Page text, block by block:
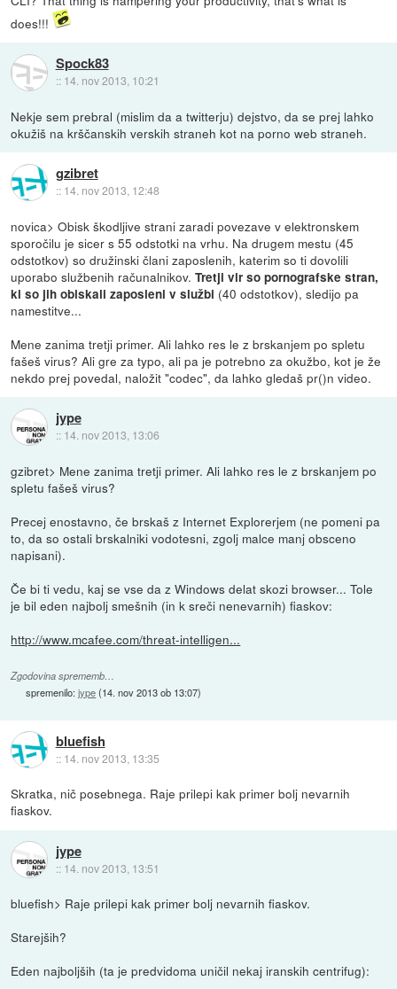
does!!!
Spock83
:: 14. nov 2013, 10:21
Nekje sem prebral (mislim da a twitterju) dejstvo, da se prej lahko
okužiš na krščanskih verskih straneh kot na porno web straneh.
gzibret
:: 14. nov 2013, 12:48
novica> Obisk škodljive strani zaradi povezave v elektronskem
sporočilu je sicer s 55 odstotki na vrhu. Na drugem mestu (45
odstotkov) so družinski člani zaposlenih, katerim so ti dovolili
uporabo službenih računalnikov.Tretji vir so pornografske stran,
ki so jih obiskali zaposleni v službi (40 odstotkov), sledijo pa
namestitve...
Mene zanima tretji primer. Ali lahko res le z brskanjem po spletu
fašeš virus? Ali gre za typo, ali pa je potrebno za okužbo, kot je že
nekdo prej povedal, naložit "codec", da lahko gledaš pr()n video.
jype
:: 14. nov 2013, 13:06
gzibret> Mene zanima tretji primer. Ali lahko res le z brskanjem po
spletu fašeš virus?
Precej enostavno, če brskaš z Internet Explorerjem (ne pomeni pa
to, da so ostali brskalniki vodotesni, zgolj malce manj obsceno
napisani).
Če bi ti vedu, kaj se vse da z Windows delat skozi browser... Tole
je bil eden najbolj smešnih (in k sreči nenevarnih) fiaskov:
http://www.mcafee.com/threat-intelligen...
Zgodovina sprememb…
spremenilo:jype(14. nov 2013 ob 13:07)
bluefish
:: 14. nov 2013, 13:35
Skratka, nič posebnega. Raje prilepi kak primer bolj nevarnih
fiaskov.
jype
:: 14. nov 2013, 13:51
bluefish> Raje prilepi kak primer bolj nevarnih fiaskov.
Starejših?
Eden najboljših (ta je predvidoma uničil nekaj iranskih centrifug):